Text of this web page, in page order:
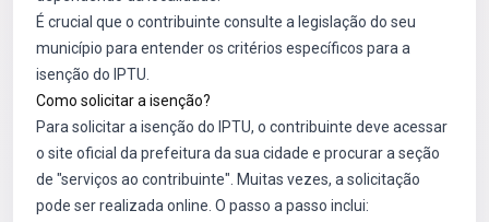
É crucial que o contribuinte consulte a legislação do seu
município para entender os critérios específicos para a
isenção do IPTU.
Como solicitar a isenção?
Para solicitar a isenção do IPTU, o contribuinte deve acessar
o site oficial da prefeitura da sua cidade e procurar a seção
de "serviços ao contribuinte". Muitas vezes, a solicitação
pode ser realizada online. O passo a passo inclui: